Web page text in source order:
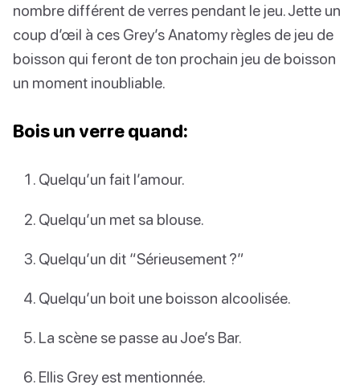
nombre différent de verres pendant le jeu. Jette un
coup d’œil à ces Grey’s Anatomy règles de jeu de
boisson qui feront de ton prochain jeu de boisson
un moment inoubliable.
Bois un verre quand:
Quelqu’un fait l’amour.
Quelqu’un met sa blouse.
Quelqu’un dit “Sérieusement ?”
Quelqu’un boit une boisson alcoolisée.
La scène se passe au Joe’s Bar.
Ellis Grey est mentionnée.